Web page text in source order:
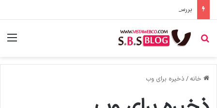
بررسی و تحلیل روش‌های مختلف تولید محتوا برای جذب مخاطب
جستجو برای
خانه / ذخیره برای وب